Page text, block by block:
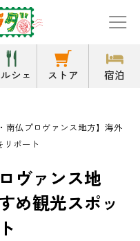
シェ ストア 宿泊
南仏プロヴァンス地方】海外
ポート
ヴァンス地
め観光スポッ